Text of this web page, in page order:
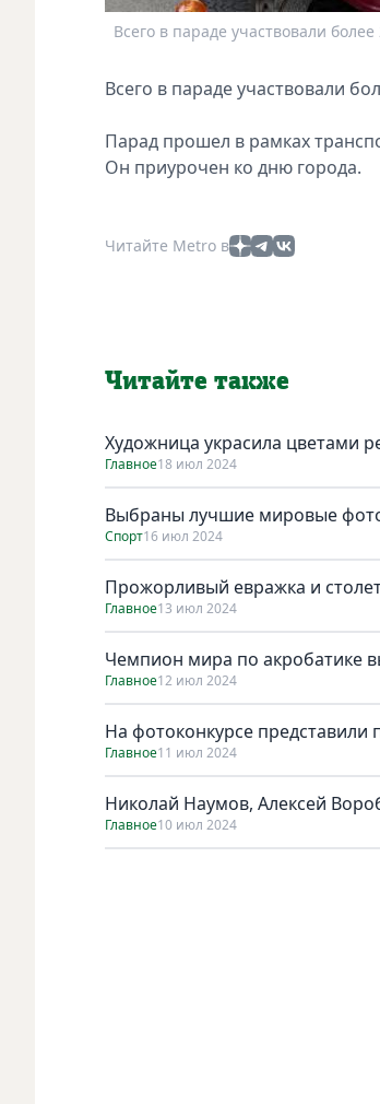
Всего в параде участвовали
Всего в параде участвовали
Парад прошел в рамках
Он приурочен ко дню города.
Читайте Metro в
Читайте также
Художница украсила цветами
Главное18 июл 2024
Выбраны лучшие мировые
Спорт16 июл 2024
Прожорливый евражка и
Главное13 июл 2024
Чемпион мира по акробатике
Главное12 июл 2024
На фотоконкурсе
Главное11 июл 2024
Николай Наумов, Алексей
Главное10 июл 2024